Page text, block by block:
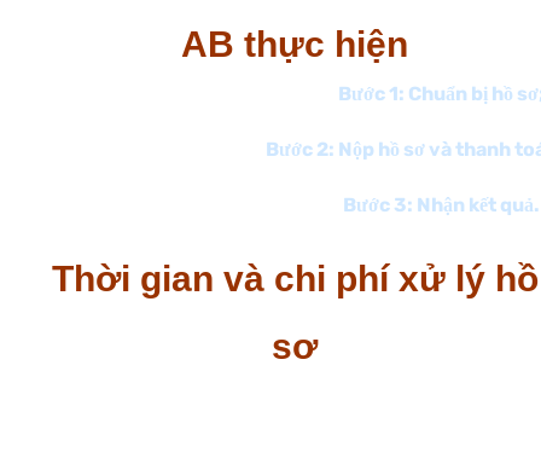
AB thực hiện
Bước 1: Chuẩn bị hồ
Bước 2: Nộp hồ sơ và thanh
Bước 3: Nhận kết quả.
Thời gian và chi phí xử lý hồ
sơ